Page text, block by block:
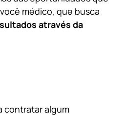
médico, que busca
através da
contratar algum